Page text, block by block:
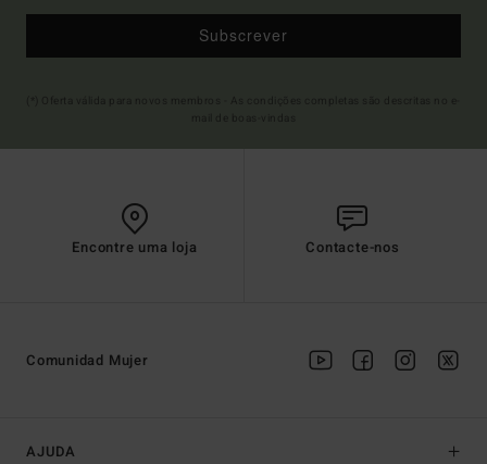
Subscrever
Encontre uma loja Contacte-nos
AJUDA
Comunidad Mujer